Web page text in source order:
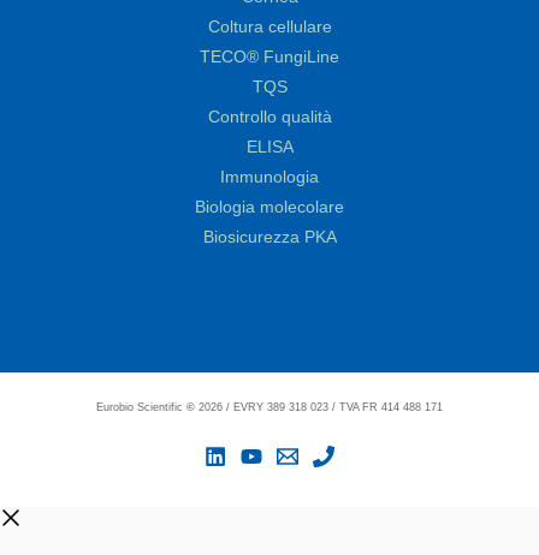
Coltura cellulare
TECO® FungiLine
TQS
Controllo qualità
ELISA
Immunologia
Biologia molecolare
Biosicurezza PKA
Eurobio Scientific © 2026 / EVRY 389 318 023 / TVA FR 414 488 171